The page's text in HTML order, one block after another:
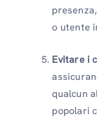
o utente
Evitare i
qualcun
popolari